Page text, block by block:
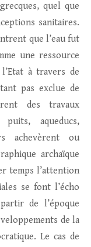
quel que
sanitaires.
que l’eau fut
une ressource
à travers de
pas exclue de
des travaux
aqueducs,
achevèrent ou
archaïque
temps l’attention
se font l’écho
de l’époque
de la
Le cas de